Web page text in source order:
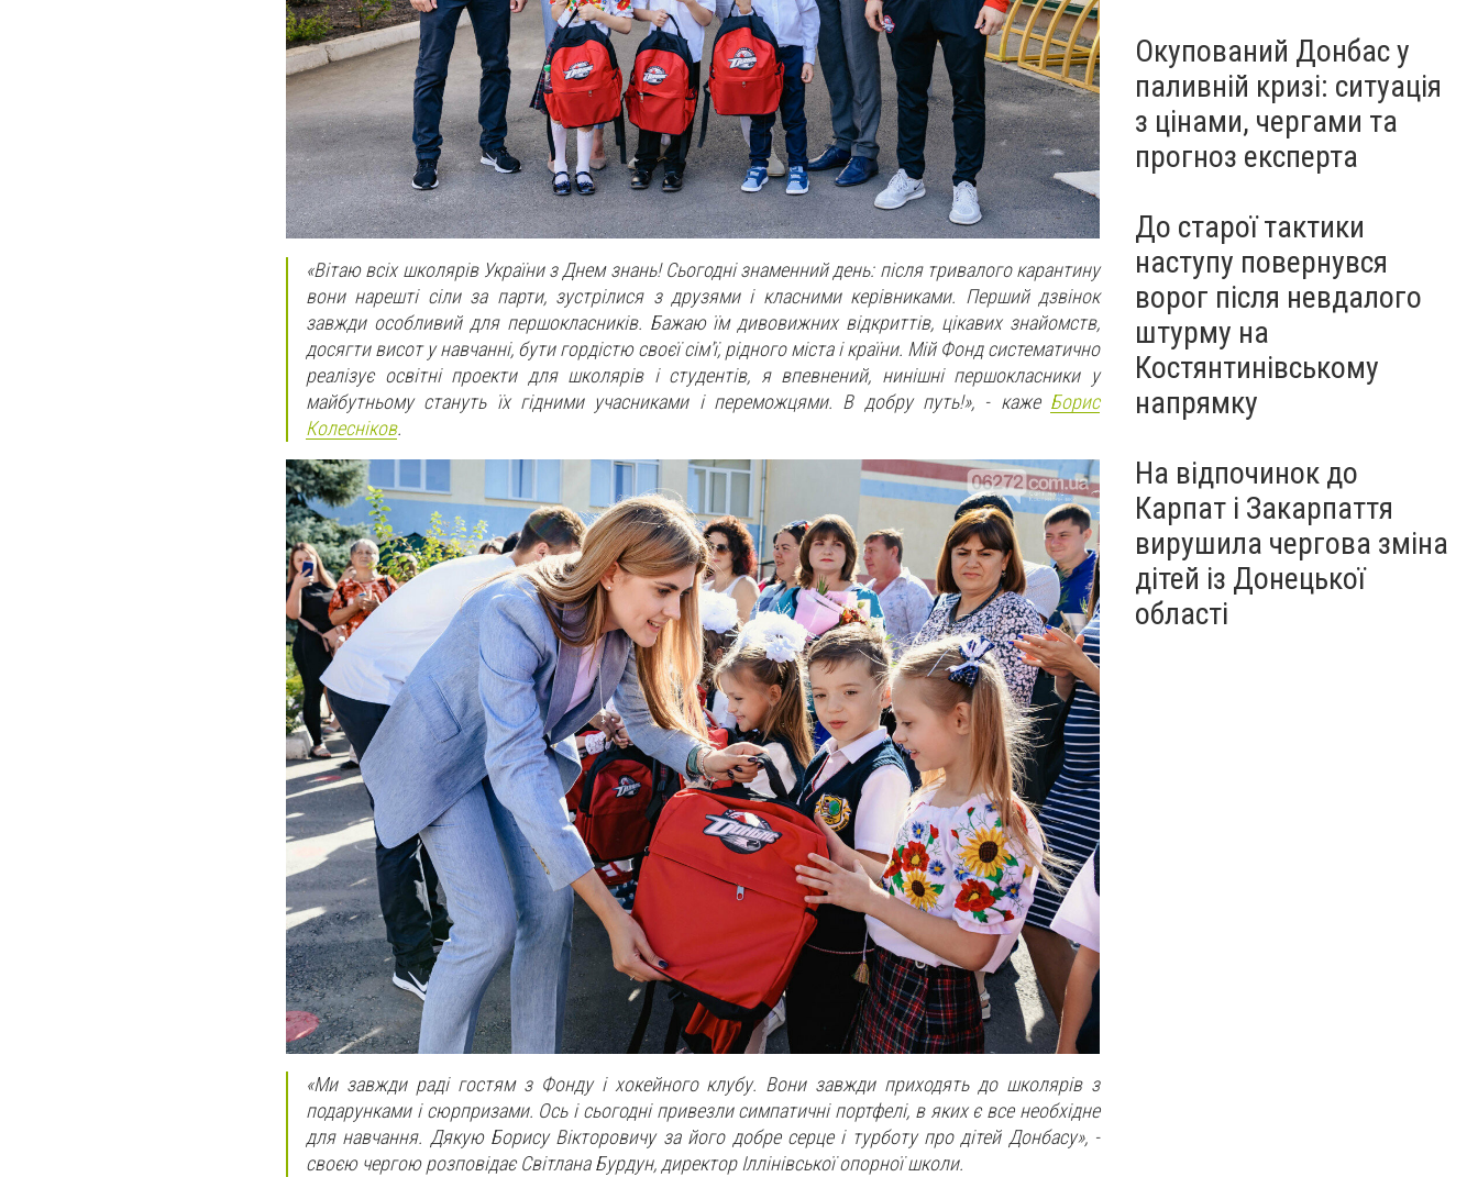
«Вітаю всіх школярів України з Днем знань! Сьогодні знаменний день: після тривалого карантину
вони нарешті сіли за парти, зустрілися з друзями і класними керівниками. Перший дзвінок
завжди особливий для першокласників. Бажаю їм дивовижних відкриттів, цікавих знайомств,
досягти висот у навчанні, бути гордістю своєї сім'ї, рідного міста і країни. Мій Фонд систематично
реалізує освітні проекти для школярів і студентів, я впевнений, нинішні першокласники у
майбутньому стануть їх гідними учасниками і переможцями. В добру путь!», - каже Борис
Колесніков.
«Ми завжди раді гостям з Фонду і хокейного клубу. Вони завжди приходять до школярів з
подарунками і сюрпризами. Ось і сьогодні привезли симпатичні портфелі, в яких є все необхідне
для навчання. Дякую Борису Вікторовичу за його добре серце і турботу про дітей Донбасу», -
своєю чергою розповідає Світлана Бурдун, директор Іллінівської опорної школи.
Окупований Донбас у
паливній кризі: ситуація
з цінами, чергами та
прогноз експерта
До старої тактики
наступу повернувся
ворог після невдалого
штурму на
Костянтинівському
напрямку
На відпочинок до
Карпат і Закарпаття
вирушила чергова зміна
дітей із Донецької
області